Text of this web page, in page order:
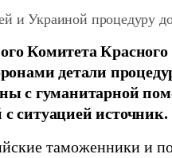
и Украиной процедуру
Комитета
детали
с гуманитарной
ситуацией источник.
таможенники и